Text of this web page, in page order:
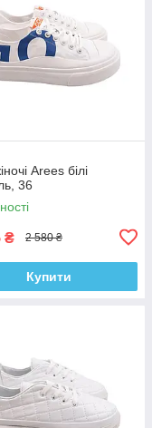
Arees білі
36
₴ 2 580 ₴
Купити